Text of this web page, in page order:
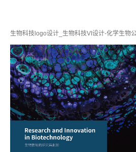
生物科技logo设计_生物科技VI设计-化学生物